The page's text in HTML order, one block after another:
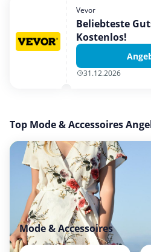
Vevor
Beliebteste
Kostenlos!
31.12.2026
Top Mode & Accessoires
Mode & Accessoires